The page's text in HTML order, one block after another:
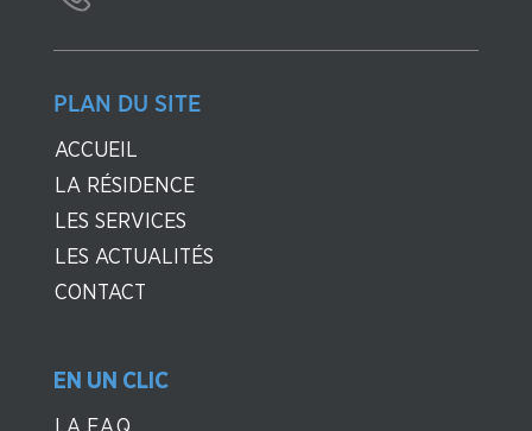
PLAN DU SITE
ACCUEIL
LA RÉSIDENCE
LES SERVICES
LES ACTUALITÉS
CONTACT
EN UN CLIC